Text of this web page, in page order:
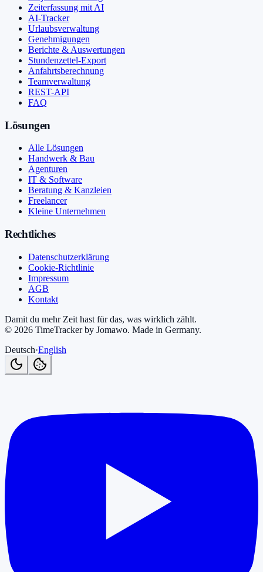
Zeiterfassung mit AI
AI-Tracker
Urlaubsverwaltung
Genehmigungen
Berichte & Auswertungen
Stundenzettel-Export
Anfahrtsberechnung
Teamverwaltung
REST-API
FAQ
Lösungen
Alle Lösungen
Handwerk & Bau
Agenturen
IT & Software
Beratung & Kanzleien
Freelancer
Kleine Unternehmen
Rechtliches
Datenschutzerklärung
Cookie-Richtlinie
Impressum
AGB
Kontakt
Damit du mehr Zeit hast für das, was wirklich zählt.
© 2026 TimeTracker by Jomawo. Made in Germany.
Deutsch·English